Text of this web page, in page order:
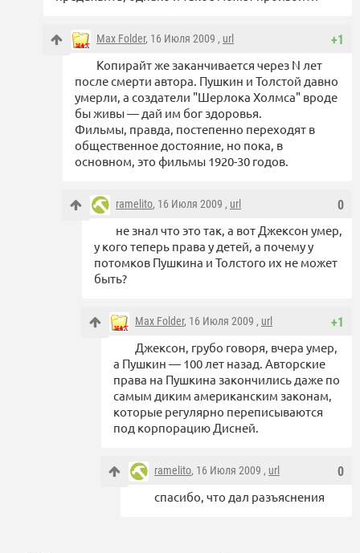
+1
Max Folder, 16 Июля 2009 , url
Копирайт же заканчивается через N лет
после смерти автора. Пушкин и Толстой давно
умерли, а создатели "Шерлока Холмса" вроде
бы живы — дай им бог здоровья.
Фильмы, правда, постепенно переходят в
общественное достояние, но пока, в
основном, это фильмы 1920-30 годов.
0
ramelito, 16 Июля 2009 , url
не знал что это так, а вот Джексон умер,
у кого теперь права у детей, а почему у
потомков Пушкина и Толстого их не может
быть?
+1
Max Folder, 16 Июля 2009 , url
Джексон, грубо говоря, вчера умер,
а Пушкин — 100 лет назад. Авторские
права на Пушкина закончились даже по
самым диким американским законам,
которые регулярно переписываются
под корпорацию Дисней.
0
ramelito, 16 Июля 2009 , url
спасибо, что дал разъяснения